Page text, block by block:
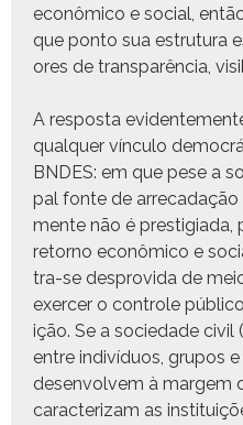
econômi­co e social,
que pon­to sua estru­tu­ra
ores de transparên­cia,
A respos­ta
qual­quer vín­cu­lo
BNDES: em que pese a
pal fonte de
mente não é pres­ti­gia­da,
retorno econômi­co e
tra-se desprovi­da de
exercer o con­t­role
ição. Se a sociedade
entre indi­ví­du­os, gru­pos
desen­volvem à margem
car­ac­ter­i­zam as